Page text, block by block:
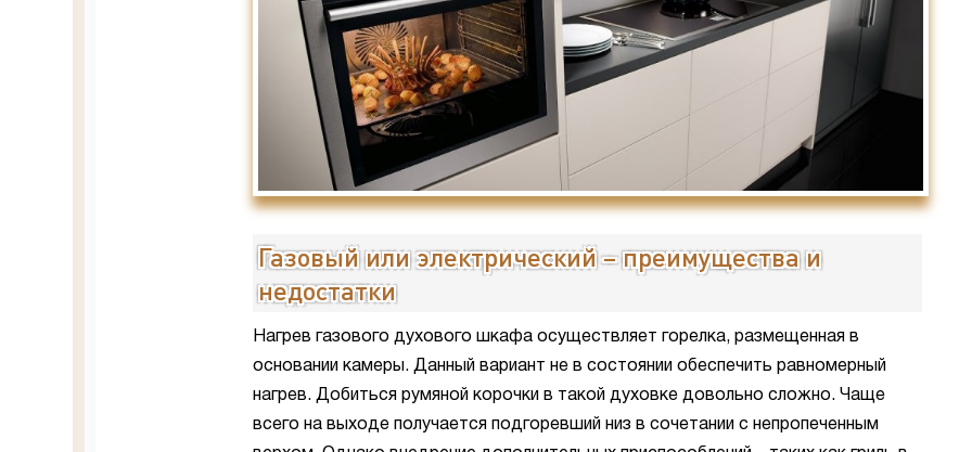
Газовый или электрический – преимущества и
недостатки
Нагрев газового духового шкафа осуществляет горелка, размещенная в
основании камеры. Данный вариант не в состоянии обеспечить равномерный
нагрев. Добиться румяной корочки в такой духовке довольно сложно. Чаще
всего на выходе получается подгоревший низ в сочетании с непропеченным